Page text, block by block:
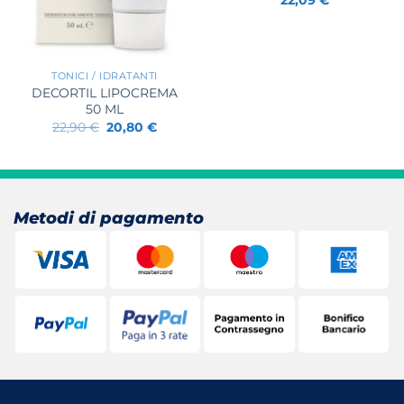
+
TONICI / IDRATANTI
DECORTIL LIPOCREMA
50 ML
22,90€ Il
prezzo
22,90 €.
20,80€Il
20,80 €.
Metodi di pagamento